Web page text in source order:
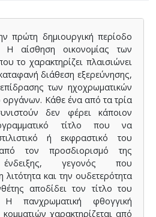
πρώτη δημιουργική περίοδο
αίσθηση οικονομίας των
το χαρακτηρίζει πλαισιώνει
διάθεση εξερεύνησης,
των ηχοχρωματικών
Κάθε ένα από τα τρία
δεν φέρει κάποιον
τίτλο που να
ή εκφραστικό του
τον προσδιορισμό της
γεγονός που
λιτότητα και την ουδετερότητα
αποδίδει τον τίτλο του
πανχρωματική φθογγική
χαρακτηρίζεται από